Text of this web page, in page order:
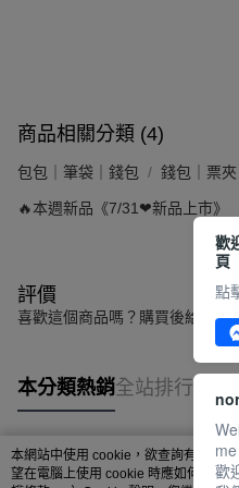
商品相關分類 (4)
包包｜筆袋｜錢包 錢包｜票
🔥本週新品《7/31❤新品上市》
評價
喜歡這個商品嗎？購買後給他一
本分類熱銷全站排行
熱門標籤
本網站中使用 cookie，欲查詢有關本
望在電腦上使用 cookie 時應如何變更
歡
頁
點
歡